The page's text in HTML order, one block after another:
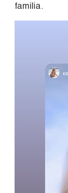
familia.